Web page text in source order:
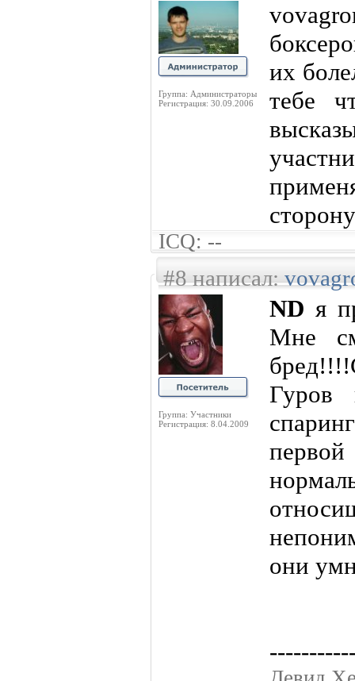
Группа: Администраторы
Регистрация: 30.09.2006
их
тебе
ICQ: --
#8 написал:
Группа: Участники
Регистрация: 8.04.2009
ND я
Мне
Гуров
они